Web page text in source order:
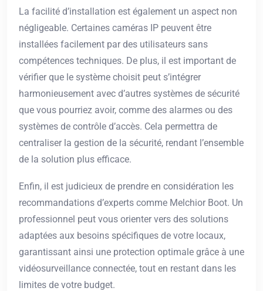
La facilité d’installation est également un aspect non
négligeable. Certaines caméras IP peuvent être
installées facilement par des utilisateurs sans
compétences techniques. De plus, il est important de
vérifier que le système choisit peut s’intégrer
harmonieusement avec d’autres systèmes de sécurité
que vous pourriez avoir, comme des alarmes ou des
systèmes de contrôle d’accès. Cela permettra de
centraliser la gestion de la sécurité, rendant l’ensemble
de la solution plus efficace.
Enfin, il est judicieux de prendre en considération les
recommandations d’experts comme Melchior Boot. Un
professionnel peut vous orienter vers des solutions
adaptées aux besoins spécifiques de votre locaux,
garantissant ainsi une protection optimale grâce à une
vidéosurveillance connectée, tout en restant dans les
limites de votre budget.